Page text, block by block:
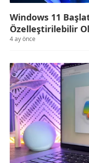
Windows 11
Özelleştirilebilir
4 ay önce